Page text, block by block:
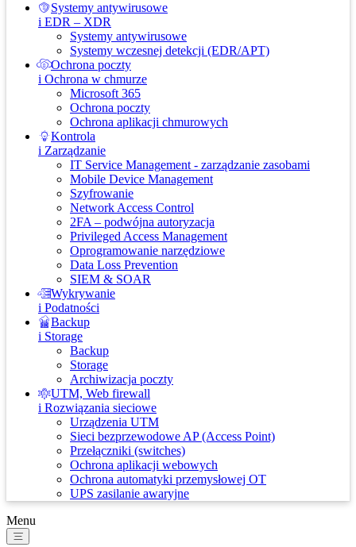
Systemy antywirusowe
i EDR – XDR
Systemy antywirusowe
Systemy wczesnej detekcji (EDR/APT)
Ochrona poczty
i Ochrona w chmurze
Microsoft 365
Ochrona poczty
Ochrona aplikacji chmurowych
Kontrola
i Zarządzanie
IT Service Management - zarządzanie zasobami
Mobile Device Management
Szyfrowanie
Network Access Control
2FA – podwójna autoryzacja
Privileged Access Management
Oprogramowanie narzędziowe
Data Loss Prevention
SIEM & SOAR
Wykrywanie
i Podatności
Backup
i Storage
Backup
Storage
Archiwizacja poczty
UTM, Web firewall
i Rozwiązania sieciowe
Urządzenia UTM
Sieci bezprzewodowe AP (Access Point)
Przełączniki (switches)
Ochrona aplikacji webowych
Ochrona automatyki przemysłowej OT
UPS zasilanie awaryjne
Menu